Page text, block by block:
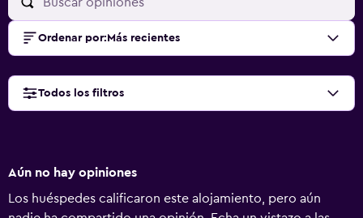
Ordenar por: Más recientes
Todos los filtros
Aún no hay opiniones
Los huéspedes calificaron este alojamiento, pero aún